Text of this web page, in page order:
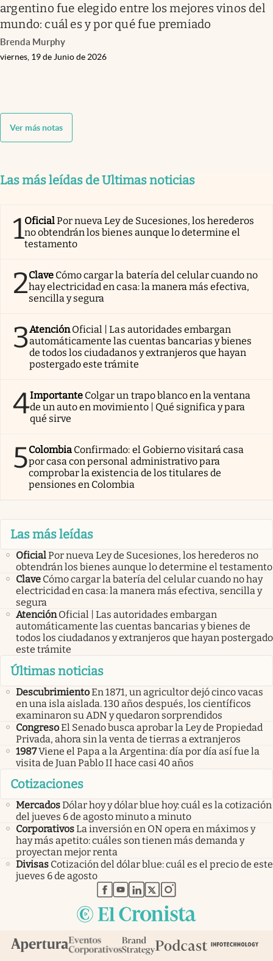
argentino fue elegido entre los mejores vinos del
mundo: cuál es y por qué fue premiado
Brenda Murphy
viernes, 19 de Junio de 2026
Ver más notas
Las más leídas de Ultimas noticias
1OficialPor nueva Ley de Sucesiones, los herederos
no obtendrán los bienes aunque lo determine el
testamento
2Clave Cómo cargar la batería del celular cuando no
hay electricidad en casa: la manera más efectiva,
sencilla y segura
3AtenciónOficial | Las autoridades embargan
automáticamente las cuentas bancarias y bienes
de todos los ciudadanos y extranjeros que hayan
postergado este trámite
4Importante Colgar un trapo blanco en la ventana
de un auto en movimiento | Qué significa y para
qué sirve
5Colombia Confirmado: el Gobierno visitará casa
por casa con personal administrativo para
comprobar la existencia de los titulares de
pensiones en Colombia
Las más leídas
OficialPor nueva Ley de Sucesiones, los herederos no
obtendrán los bienes aunque lo determine el testamento
Clave Cómo cargar la batería del celular cuando no hay
electricidad en casa: la manera más efectiva, sencilla y
segura
Atención Oficial | Las autoridades embargan
automáticamente las cuentas bancarias y bienes de
todos los ciudadanos y extranjeros que hayan postergado
este trámite
Últimas noticias
DescubrimientoEn 1871, un agricultor dejó cinco vacas
en una isla aislada. 130 años después, los científicos
examinaron su ADN y quedaron sorprendidos
CongresoEl Senado busca aprobar la Ley de Propiedad
Privada, ahora sin la venta de tierras a extranjeros
1987Viene el Papa a la Argentina: día por día así fue la
visita de Juan Pablo II hace casi 40 años
Cotizaciones
MercadosDólar hoy y dólar blue hoy: cuál es la cotización
del jueves 6 de agosto minuto a minuto
CorporativosLa inversión en ON opera en máximos y
hay más apetito: cuáles son tienen más demanda y
proyectan mejor renta
Divisas Cotización del dólar blue: cuál es el precio de este
jueves 6 de agosto
abre en nueva pestaña
abre en nueva pestaña
abre en nueva pestaña
abre en nueva pestaña
abre en nueva pestaña